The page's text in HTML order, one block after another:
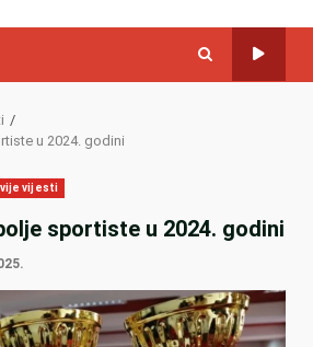
u 2024. godini
vijesti
sportiste u 2024. godini